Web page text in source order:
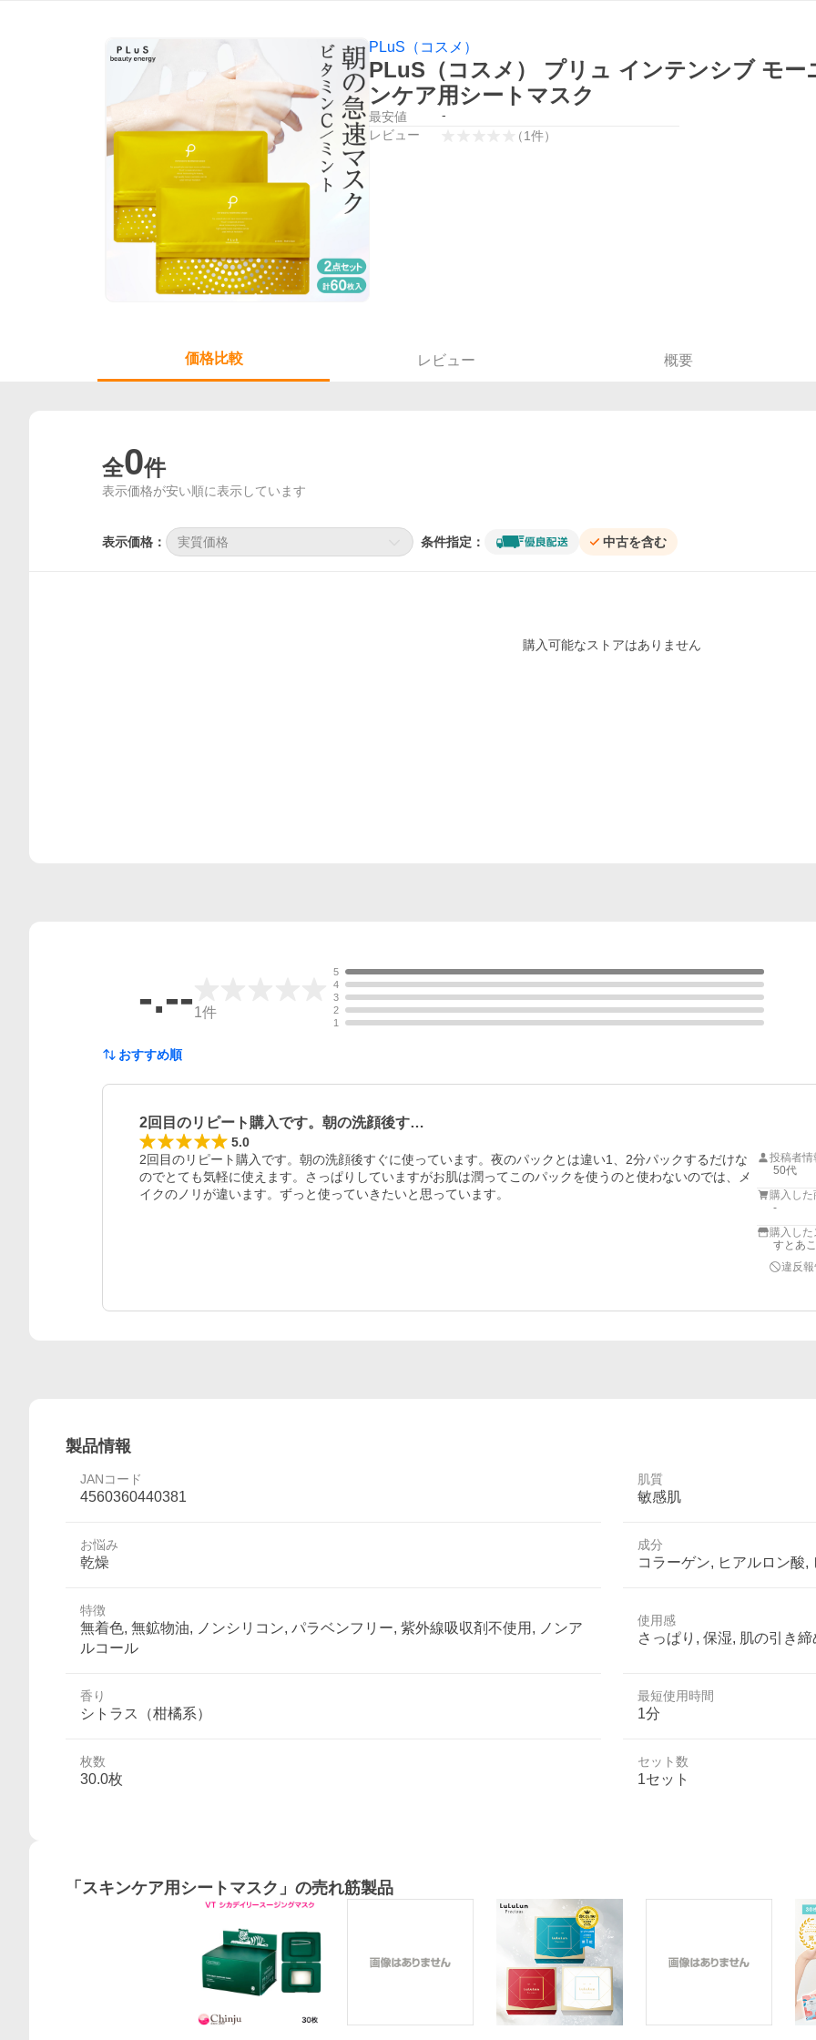
PLuS（コスメ）
PLuS（コスメ） プリュ インテンシブ モー
ンケア用シートマスク
最安値
-
レビュー
（1件）
価格比較 レビュー 概要
全0件
表示価格が安い順に表示しています
表示価格： 実質価格 条件指定： 中古を含む
購入可能なストアはありません
-.--1件
5
4
3
2
1
おすすめ順
2回目のリピート購入です。朝の洗顔後す…
5.0
2回目のリピート購入です。朝の洗顔後すぐに使っています。夜のパックとは違い1、2分パックするだけな
のでとても気軽に使えます。さっぱりしていますがお肌は潤ってこのパックを使うのと使わないのでは、メ
イクのノリが違います。ずっと使っていきたいと思っています。
投稿者情
50代
購入した
-
購入した
すとあ
違反
製品情報
JANコード
4560360440381
肌質
敏感肌
お悩み
乾燥
成分
コラーゲン, ヒアルロン酸,
特徴
無着色, 無鉱物油, ノンシリコン, パラベンフリー, 紫外線吸収剤不使用, ノンア
ルコール
使用感
さっぱり, 保湿, 肌の引き
香り
シトラス（柑橘系）
最短使用時間
1分
枚数
30.0枚
セット数
1セット
「 スキンケア用シートマスク 」の売れ筋製品